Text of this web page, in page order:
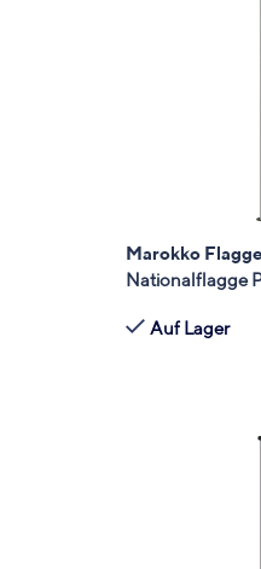
Marokko Flagge
Nationalflagge
Auf Lager